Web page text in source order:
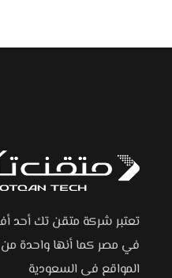
تعتبر شركة متقن تك أحد
في مصر كما أنها واحدة
المواقع فى السعودية